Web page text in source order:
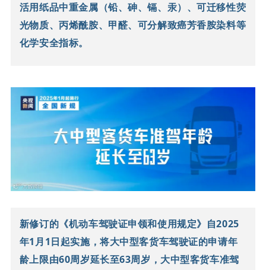
活用纸品中重金属（铅、砷、镉、汞）、可迁移性荧
光物质、丙烯酰胺、甲醛、可分解致癌芳香胺染料等
化学安全指标。
新修订的《机动车驾驶证申领和使用规定》自2025
年1月1日起实施，将大中型客货车驾驶证的申请年
龄上限由60周岁延长至63周岁，大中型客货车准驾